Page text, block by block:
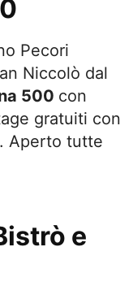
Pecori
Niccolò dal
500 con
gratuiti con
Aperto tutte
e